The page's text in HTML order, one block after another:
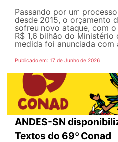
Passando por um
desde 2015, o orçamento
sofreu novo ataque, com
R$ 1,6 bilhão do Ministério
medida foi anunciada com
Publicado em: 17 de Junho de 2026
ANDES-SN
Textos do 69º Conad